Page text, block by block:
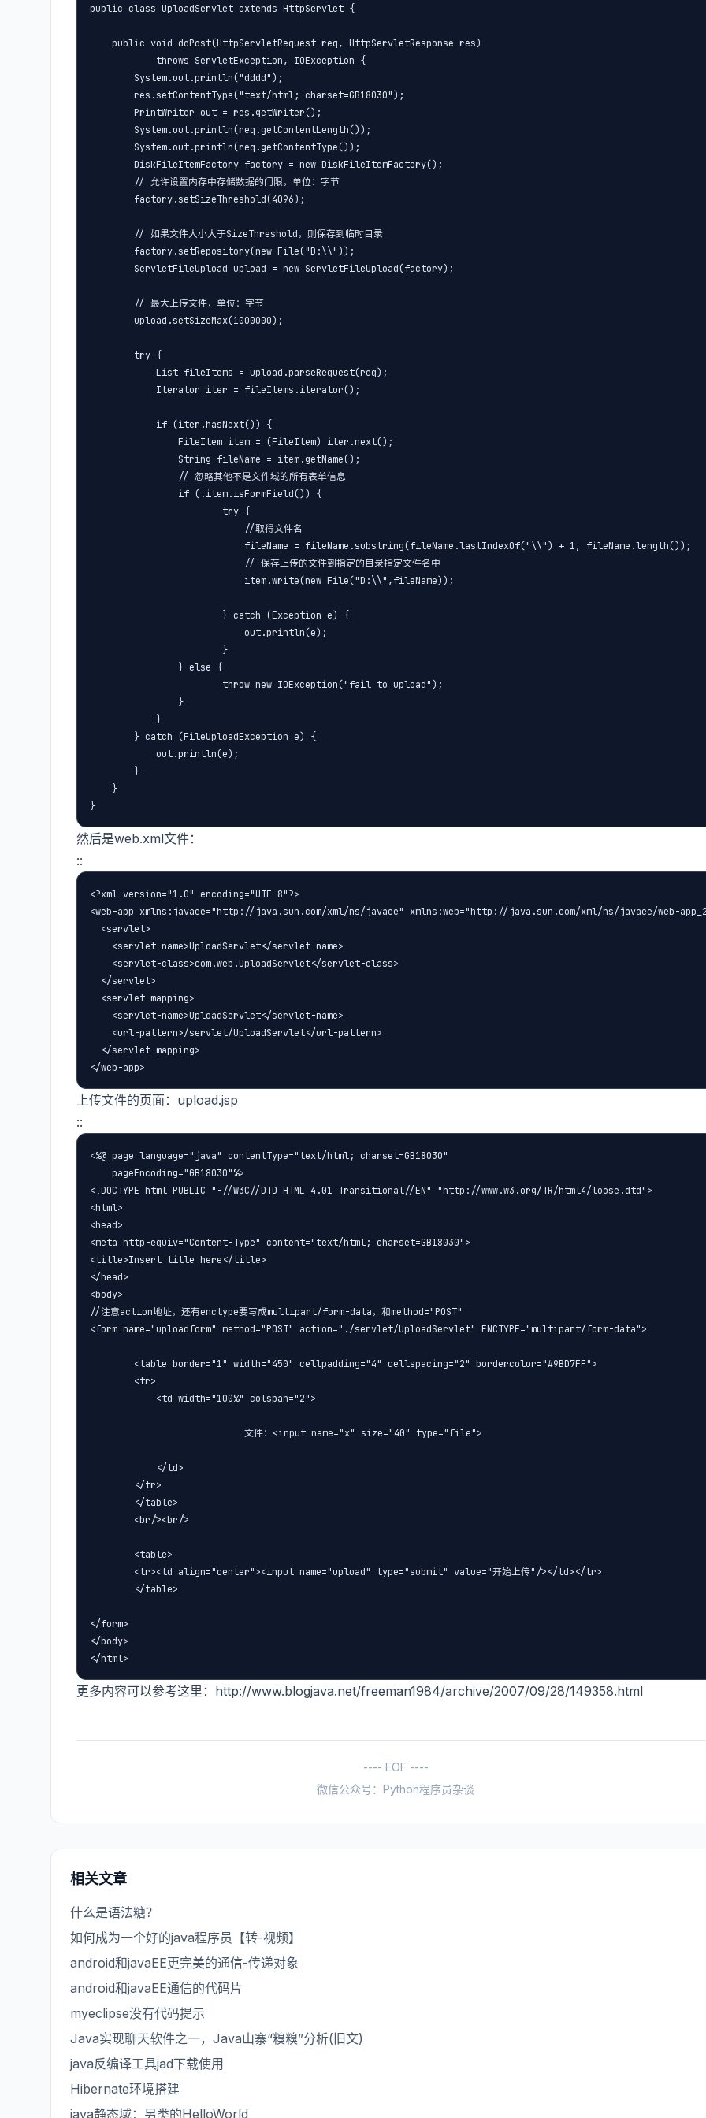
public class UploadServlet extends HttpServlet {
    public void doPost(HttpServletRequest req, HttpServletResponse res)
            throws ServletException, IOException {
        System.out.println("dddd");
        res.setContentType("text/html; charset=GB18030");
        PrintWriter out = res.getWriter();
        System.out.println(req.getContentLength());
        System.out.println(req.getContentType());
        DiskFileItemFactory factory = new DiskFileItemFactory();
        // 允许设置内存中存储数据的门限，单位：字节
        factory.setSizeThreshold(4096);
        // 如果文件大小大于SizeThreshold，则保存到临时目录
        factory.setRepository(new File("D:\\"));
        ServletFileUpload upload = new ServletFileUpload(factory);
        // 最大上传文件，单位：字节
        upload.setSizeMax(1000000);
        try {
            List fileItems = upload.parseRequest(req);
            Iterator iter = fileItems.iterator();
            if (iter.hasNext()) {
                FileItem item = (FileItem) iter.next();
                String fileName = item.getName();
                // 忽略其他不是文件域的所有表单信息
                if (!item.isFormField()) {
                        try {
                            //取得文件名
                            fileName = fileName.substring(fileName.lastIndexOf("\\") + 1, fileName.length());
                            // 保存上传的文件到指定的目录指定文件名中
                            item.write(new File("D:\\",fileName));
                        } catch (Exception e) {
                            out.println(e);
                        }
                } else {
                        throw new IOException("fail to upload");
                }
            }
        } catch (FileUploadException e) {
            out.println(e);
        }
    }
}
然后是web.xml文件：
::
<?xml version="1.0" encoding="UTF-8"?>
<web-app xmlns:javaee="http://java.sun.com/xml/ns/javaee" xmlns:web="http://java.sun.com/xml/ns/javaee/web-
  <servlet>
    <servlet-name>UploadServlet</servlet-name>
    <servlet-class>com.web.UploadServlet</servlet-class>
  </servlet>
  <servlet-mapping>
    <servlet-name>UploadServlet</servlet-name>
    <url-pattern>/servlet/UploadServlet</url-pattern>
  </servlet-mapping>
</web-app>
上传文件的页面：upload.jsp
::
<%@ page language="java" contentType="text/html; charset=GB18030"
    pageEncoding="GB18030"%>
<!DOCTYPE html PUBLIC "-//W3C//DTD HTML 4.01 Transitional//EN" "http://www.w3.org/TR/html4/loose.dtd">
<html>
<head>
<meta http-equiv="Content-Type" content="text/html; charset=GB18030">
<title>Insert title here</title>
</head>
<body>
//注意action地址，还有enctype要写成multipart/form-data，和method="POST"
<form name="uploadform" method="POST" action="./servlet/UploadServlet" ENCTYPE="multipart/form-data">
        <table border="1" width="450" cellpadding="4" cellspacing="2" bordercolor="#9BD7FF">
        <tr>
            <td width="100%" colspan="2">
                            文件：<input name="x" size="40" type="file">
            </td>
        </tr>
        </table>
        <br/><br/>
        <table>
        <tr><td align="center"><input name="upload" type="submit" value="开始上传"/></td></tr>
        </table>
</form>
</body>
</html>
更多内容可以参考这里：http://www.blogjava.net/freeman1984/archive/2007/09/28/149358.html
---- EOF ----
微信公众号：Python程序员杂谈
相关文章
什么是语法糖？
如何成为一个好的java程序员【转-视频】
android和javaEE更完美的通信-传递对象
android和javaEE通信的代码片
myeclipse没有代码提示
Java实现聊天软件之一，Java山寨“糗糗”分析(旧文)
java反编译工具jad下载使用
Hibernate环境搭建
java静态域：另类的HelloWorld